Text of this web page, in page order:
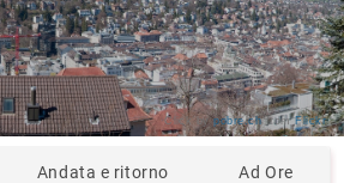
Click bypobre.chfromFlickr
Andata e ritorno Ad Ore